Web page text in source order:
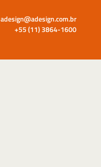
adesign@adesign.com.br
+55 (11) 3864-1600